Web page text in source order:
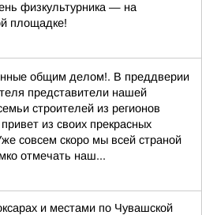
физкультурника — на
площадке!
общим делом!. В преддверии
представители нашей
строителей из регионов
из своих прекрасных
совсем скоро мы всей страной
отмечать наш...
и местами по Чувашской